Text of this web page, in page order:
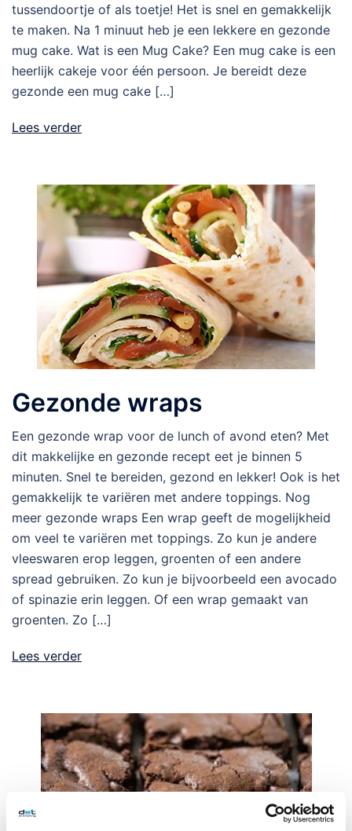
tussendoortje of als toetje! Het is snel en gemakkelijk
te maken. Na 1 minuut heb je een lekkere en gezonde
mug cake. Wat is een Mug Cake? Een mug cake is een
heerlijk cakeje voor één persoon. Je bereidt deze
gezonde een mug cake […]
Lees verder
Gezonde wraps
Een gezonde wrap voor de lunch of avond eten? Met
dit makkelijke en gezonde recept eet je binnen 5
minuten. Snel te bereiden, gezond en lekker! Ook is het
gemakkelijk te variëren met andere toppings. Nog
meer gezonde wraps Een wrap geeft de mogelijkheid
om veel te variëren met toppings. Zo kun je andere
vleeswaren erop leggen, groenten of een andere
spread gebruiken. Zo kun je bijvoorbeeld een avocado
of spinazie erin leggen. Of een wrap gemaakt van
groenten. Zo […]
Lees verder